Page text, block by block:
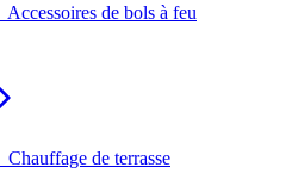
Accessoires de bols à feu
Chauffage de terrasse